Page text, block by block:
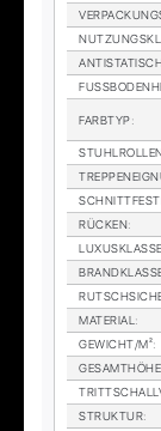
AN­TI­STA­TISCH
FARB­TYP:
RÜ­CKEN:
LU­XUS­KLAS­SE
MA­TE­RI­AL:
GE­WICHT/M²:
GE­SAMT­HÖ­HE
STRUK­TUR: